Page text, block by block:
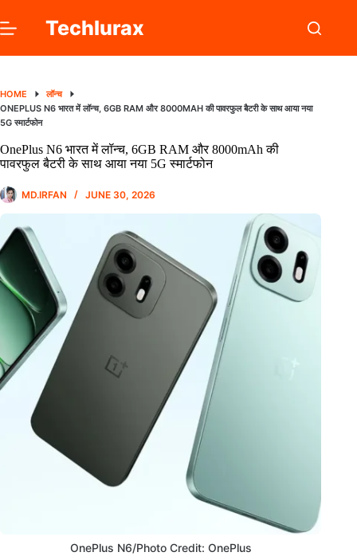
to
content
Techlurax
HOME
लॉन्च
ONEPLUS N6 भारत में लॉन्च, 6GB RAM और 8000MAH की पावरफुल बैटरी के साथ आया नया
5G स्मार्टफोन
OnePlus N6 भारत में लॉन्च, 6GB RAM और 8000mAh की
पावरफुल बैटरी के साथ आया नया 5G स्मार्टफोन
MD.IRFAN JUNE 30, 2026
OnePlus N6/Photo Credit: OnePlus